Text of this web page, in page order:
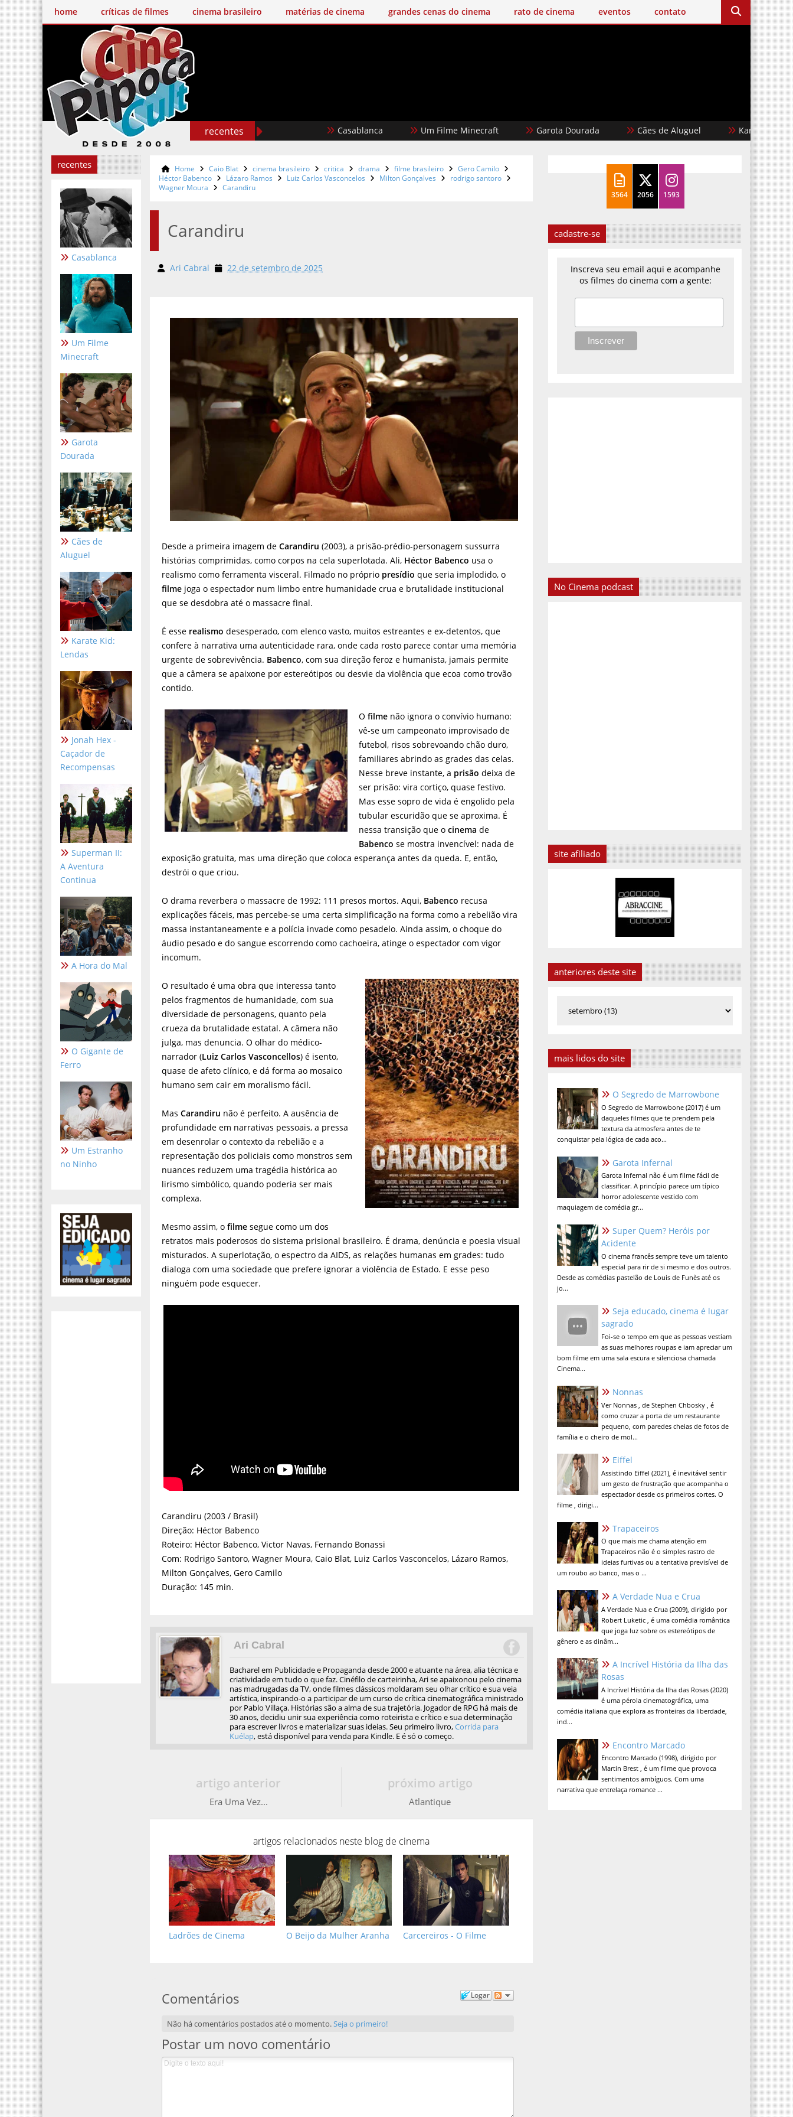
home críticas de filmes cinema brasileiro matérias de cinema grandes cenas do cinema rato de cinema eventos contato
recentes Casablanca Um Filme Minecraft Garota Dourada Cães de Aluguel Karate Kid: Lendas
recentes
Casablanca
Um Filme
Minecraft
Garota
Dourada
Cães de
Aluguel
Karate Kid:
Lendas
Jonah Hex -
Caçador de
Recompensas
Superman II:
A Aventura
Continua
A Hora do Mal
O Gigante de
Ferro
Um Estranho
no Ninho
Home Caio Blat cinema brasileiro critica drama filme brasileiro
Gero Camilo
Héctor Babenco
Lázaro Ramos Luiz Carlos Vasconcelos Milton Gonçalves
rodrigo santoro
Wagner Moura
Carandiru
Carandiru
Ari Cabral 22 de setembro de 2025
Desde a primeira imagem deCarandiru (2003), a prisão-prédio-personagem sussurra
histórias comprimidas, como corpos na cela superlotada. Ali, Héctor Babenco usa o
realismo como ferramenta visceral. Filmado no próprio presídio que seria implodido, o
filme joga o espectador num limbo entre humanidade crua e brutalidade institucional
que se desdobra até o massacre final.
É esse realismo desesperado, com elenco vasto, muitos estreantes e ex-detentos, que
confere à narrativa uma autenticidade rara, onde cada rosto parece contar uma memória
urgente de sobrevivência. Babenco, com sua direção feroz e humanista, jamais permite
que a câmera se apaixone por estereótipos ou desvie da violência que ecoa como trovão
contido.
Ofilme não ignora o convívio humano:
vê-se um campeonato improvisado de
futebol, risos sobrevoando chão duro,
familiares abrindo as grades das celas.
Nesse breve instante, a prisão deixa de
ser prisão: vira cortiço, quase festivo.
Mas esse sopro de vida é engolido pela
tubular escuridão que se aproxima. É
nessa transição que ocinema de
Babenco se mostra invencível: nada de
exposição gratuita, mas uma direção que coloca esperança antes da queda. E, então,
destrói o que criou.
O drama reverbera o massacre de 1992: 111 presos mortos. Aqui, Babenco recusa
explicações fáceis, mas percebe-se uma certa simplificação na forma como a rebelião vira
massa instantaneamente e a polícia invade como pesadelo. Ainda assim, o choque do
áudio pesado e do sangue escorrendo como cachoeira, atinge o espectador com vigor
incomum.
O resultado é uma obra que interessa tanto
pelos fragmentos de humanidade, com sua
diversidade de personagens, quanto pela
crueza da brutalidade estatal. A câmera não
julga, mas denuncia. O olhar do médico-
narrador (Luiz Carlos Vasconcellos) é isento,
quase de afeto clínico, e dá forma ao mosaico
humano sem cair em moralismo fácil.
MasCarandiru não é perfeito. A ausência de
profundidade em narrativas pessoais, a pressa
em desenrolar o contexto da rebelião e a
representação dos policiais como monstros sem
nuances reduzem uma tragédia histórica ao
lirismo simbólico, quando poderia ser mais
complexa.
Mesmo assim, ofilme segue como um dos
retratos mais poderosos do sistema prisional brasileiro. É drama, denúncia e poesia visual
misturados. A superlotação, o espectro da AIDS, as relações humanas em grades: tudo
dialoga com uma sociedade que prefere ignorar a violência de Estado. E esse peso
ninguém pode esquecer.
Carandiru (2003 / Brasil)
Direção: Héctor Babenco
Roteiro: Héctor Babenco, Victor Navas, Fernando Bonassi
Com: Rodrigo Santoro, Wagner Moura, Caio Blat, Luiz Carlos Vasconcelos, Lázaro Ramos,
Milton Gonçalves, Gero Camilo
Duração: 145 min.
Ari Cabral
Bacharel em Publicidade e Propaganda desde 2000 e atuante na área, alia técnica e
criatividade em tudo o que faz. Cinéfilo de carteirinha, Ari se apaixonou pelo cinema
nas madrugadas da TV, onde filmes clássicos moldaram seu olhar crítico e sua veia
artística, inspirando-o a participar de um curso de crítica cinematográfica ministrado
por Pablo Villaça. Histórias são a alma de sua trajetória. Jogador de RPG há mais de
30 anos, decidiu unir sua experiência como roteirista e crítico e sua determinação
para escrever livros e materializar suas ideias. Seu primeiro livro,Corrida para
Kuélap, está disponível para venda para Kindle. E é só o começo.
próximo artigo
Atlantique
artigo anterior
Era Uma Vez...
artigos relacionados neste blog de cinema
Carcereiros - O Filme
O Beijo da Mulher Aranha
Ladrões de Cinema
Logar
Comentários
Não há comentários postados até o momento.Seja o primeiro!
Postar um novo comentário
3564 2056 1593
cadastre-se
Inscreva seu email aqui e acompanhe
os filmes do cinema com a gente:
No Cinema podcast
site afiliado
anteriores deste site
mais lidos do site
O Segredo de Marrowbone
O Segredo de Marrowbone (2017) é um
daqueles filmes que te prendem pela
textura da atmosfera antes de te
conquistar pela lógica de cada aco...
Garota Infernal
Garota Infernal não é um filme fácil de
classificar. A princípio parece um típico
horror adolescente vestido com
maquiagem de comédia gr...
Super Quem? Heróis por
Acidente
O cinema francês sempre teve um talento
especial para rir de si mesmo e dos outros.
Desde as comédias pastelão de Louis de Funès até os
jo...
Seja educado, cinema é lugar
sagrado
Foi-se o tempo em que as pessoas vestiam
as suas melhores roupas e iam apreciar um
bom filme em uma sala escura e silenciosa chamada
Cinema...
Nonnas
Ver Nonnas , de Stephen Chbosky , é
como cruzar a porta de um restaurante
pequeno, com paredes cheias de fotos de
família e o cheiro de mol...
Eiffel
Assistindo Eiffel (2021), é inevitável sentir
um gesto de frustração que acompanha o
espectador desde os primeiros cortes. O
filme , dirigi...
Trapaceiros
O que mais me chama atenção em
Trapaceiros não é o simples rastro de
ideias furtivas ou a tentativa previsível de
um roubo ao banco, mas o ...
A Verdade Nua e Crua
A Verdade Nua e Crua (2009), dirigido por
Robert Luketic , é uma comédia romântica
que joga luz sobre os estereótipos de
gênero e as dinâm...
A Incrível História da Ilha das
Rosas
A Incrível História da Ilha das Rosas (2020)
é uma pérola cinematográfica, uma
comédia italiana que explora as fronteiras da liberdade,
ind...
Encontro Marcado
Encontro Marcado (1998), dirigido por
Martin Brest , é um filme que provoca
sentimentos ambíguos. Com uma
narrativa que entrelaça romance ...